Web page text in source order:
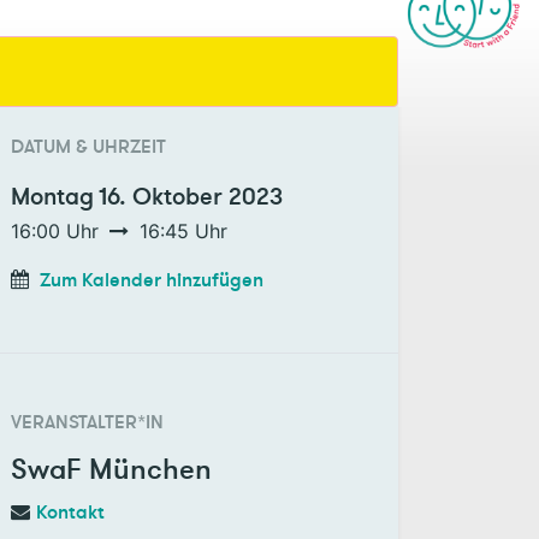
DATUM & UHRZEIT
Montag16. Oktober 2023
16:00 Uhr 16:45 Uhr
Zum Kalender hinzufügen
VERANSTALTER*IN
SwaF München
Kontakt